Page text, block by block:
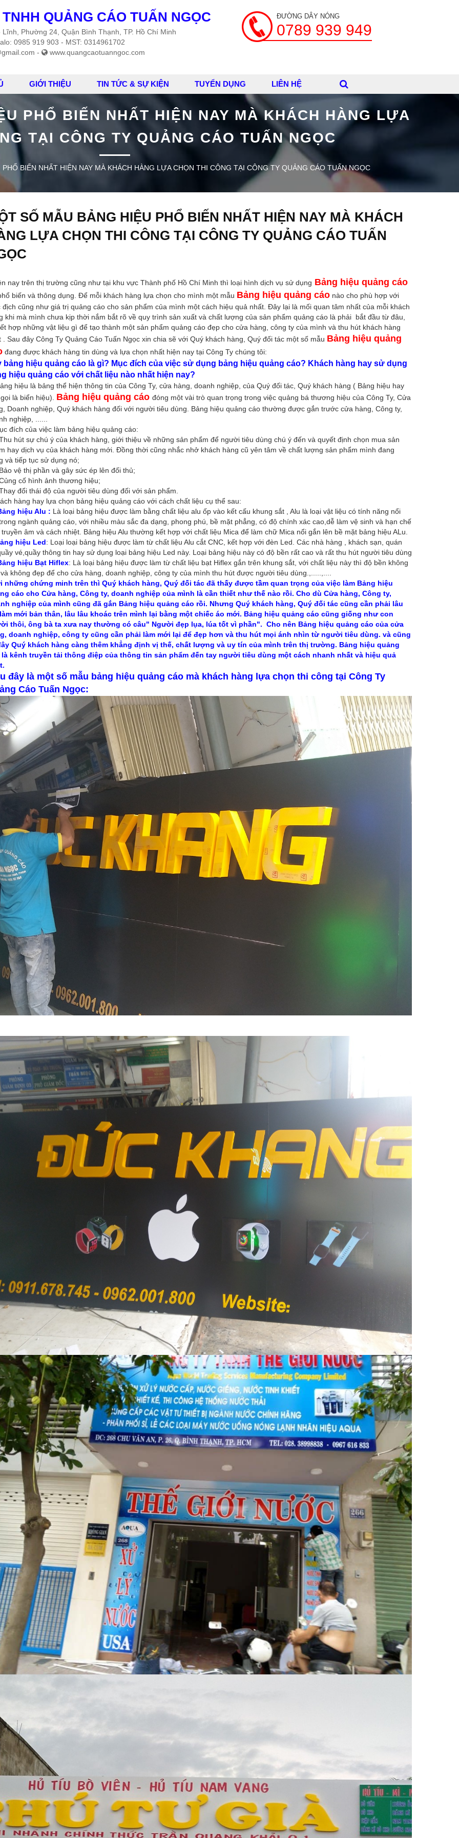
QUẢNG CÁO TUẤN NGỌC
Phường 24, Quận Bình Thạnh, TP. Hồ Chí Minh
0985 919 903 - MST: 0314961702
-
www.quangcaotuanngoc.com
ĐƯỜNG DÂY NÓNG
0789 939 949
GIỚI THIỆU TIN TỨC & SỰ KIỆN TUYỂN DỤNG LIÊN HỆ
PHỔ BIẾN NHẤT HIỆN NAY MÀ KHÁCH HÀNG LỰA
TẠI CÔNG TY QUẢNG CÁO TUẤN NGỌC
BIẾN NHẤT HIỆN NAY MÀ KHÁCH HÀNG LỰA CHỌN THI CÔNG TẠI CÔNG TY QUẢNG CÁO TUẤN NGỌC
SỐ MẪU BẢNG HIỆU PHỔ BIẾN NHẤT HIỆN NAY MÀ KHÁCH
LỰA CHỌN THI CÔNG TẠI CÔNG TY QUẢNG CÁO TUẤN
nay trên thị trường cũng như tại khu vực Thành phố Hồ Chí Minh thì loại hình dịch vụ sử dụng Bảng hiệu quảng cáo
biến và thông dụng. Để mỗi khách hàng lựa chọn cho mình một mẫu Bảng hiệu quảng cáo nào cho phù hợp với
địch cũng như giá trị quảng cáo cho sản phẩm của mình một cách hiệu quả nhất. Đây lại là mối quan tâm nhất của mỗi khách
khi mà mình chưa kịp thời nắm bắt rõ về quy trình sản xuất và chất lượng của sản phẩm quảng cáo là phải bắt đầu từ đâu,
hợp những vật liệu gì để tạo thành một sản phẩm quảng cáo đẹp cho cửa hàng, công ty của mình và thu hút khách hàng
. Sau đây Công Ty Quảng Cáo Tuấn Ngọc xin chia sẽ với Quý khách hàng, Quý đối tác một số mẫu Bảng hiệu quảng
đang được khách hàng tin dùng và lựa chọn nhất hiện nay tại Công Ty chúng tôi:
bảng hiệu quảng cáo là gì? Mục đích của việc sử dụng bảng hiệu quảng cáo? Khách hàng hay sử dụng
hiệu quảng cáo với chất liệu nào nhất hiện nay?
hiệu là bảng thể hiện thông tin của Công Ty, cửa hàng, doanh nghiệp, của Quý đối tác, Quý khách hàng ( Bảng hiệu hay
là biển hiệu). Bảng hiệu quảng cáo đóng một vài trò quan trọng trong việc quảng bá thương hiệu của Công Ty, Cửa
Doanh nghiệp, Quý khách hàng đối với người tiêu dùng. Bảng hiệu quảng cáo thường được gắn trước cửa hàng, Công ty,
nghiệp, ......
đích của việc làm bảng hiệu quảng cáo:
hút sự chú ý của khách hàng, giới thiệu về những sản phẩm để người tiêu dùng chú ý đến và quyết định chọn mua sản
hay dịch vụ của khách hàng mới. Đồng thời cũng nhắc nhở khách hàng cũ yên tâm về chất lượng sản phẩm mình đang
và tiếp tục sử dụng nó;
vệ thị phần và gây sức ép lên đối thủ;
cố hình ảnh thương hiệu;
đổi thái độ của người tiêu dùng đối với sản phẩm.
hàng hay lựa chọn bảng hiệu quảng cáo với cách chất liệu cụ thể sau:
hiệu Alu : Là loại bảng hiệu được làm bằng chất liệu alu ốp vào kết cấu khung sắt , Alu là loại vật liệu có tính năng nổi
ngành quảng cáo, với nhiều màu sắc đa dạng, phong phú, bề mặt phẳng, có độ chính xác cao,dễ làm vệ sinh và hạn chế
truyền âm và cách nhiệt. Bảng hiệu Alu thường kết hợp với chất liệu Mica để làm chữ Mica nổi gắn lên bề mặt bảng hiệu ALu.
hiệu Led: Loại loại bảng hiệu được làm từ chất liệu Alu cắt CNC, kết hợp với đèn Led. Các nhà hàng , khách sạn, quán
vé,quầy thông tin hay sử dụng loại bảng hiệu Led này. Loại bảng hiệu này có độ bền rất cao và rất thu hút người tiêu dùng
hiệu Bạt Hiflex: Là loại bảng hiệu được làm từ chất liệu bạt Hiflex gắn trên khung sắt, với chất liệu này thì độ bền không
không đẹp để cho cửa hàng, doanh nghiệp, công ty của mình thu hút được người tiêu dùng.,.....,....
những chứng minh trên thì Quý khách hàng, Quý đối tác đã thấy được tầm quan trọng của việc làm Bảng hiệu
cáo cho Cửa hàng, Công ty, doanh nghiệp của mình là cần thiết như thế nào rồi. Cho dù Cửa hàng, Công ty,
nghiệp của mình cũng đã gắn Bảng hiệu quảng cáo rồi. Nhưng Quý khách hàng, Quý đối tác cũng cần phải lâu
mới bản thân, lâu lâu khoác trên mình lại bằng một chiếc áo mới. Bảng hiệu quảng cáo cũng giống như con
thôi, ông bà ta xưa nay thường có câu" Người đẹp lụa, lúa tốt vì phần". Cho nên Bảng hiệu quảng cáo của cửa
doanh nghiệp, công ty cũng cần phải làm mới lại để đẹp hơn và thu hút mọi ánh nhìn từ người tiêu dùng. và cũng
Quý khách hàng càng thêm khẳng định vị thế, chất lượng và uy tín của mình trên thị trường. Bảng hiệu quảng
là kênh truyền tải thông điệp của thông tin sản phẩm đến tay người tiêu dùng một cách nhanh nhất và hiệu quả
đây là một số mẫu bảng hiệu quảng cáo mà khách hàng lựa chọn thi công tại Công Ty
Cáo Tuấn Ngọc: